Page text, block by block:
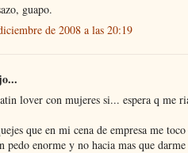
guapo.
de 2008 a las 20:19
lover con mujeres si... espera q me
que en mi cena de empresa me
pedo enorme y no hacia mas que